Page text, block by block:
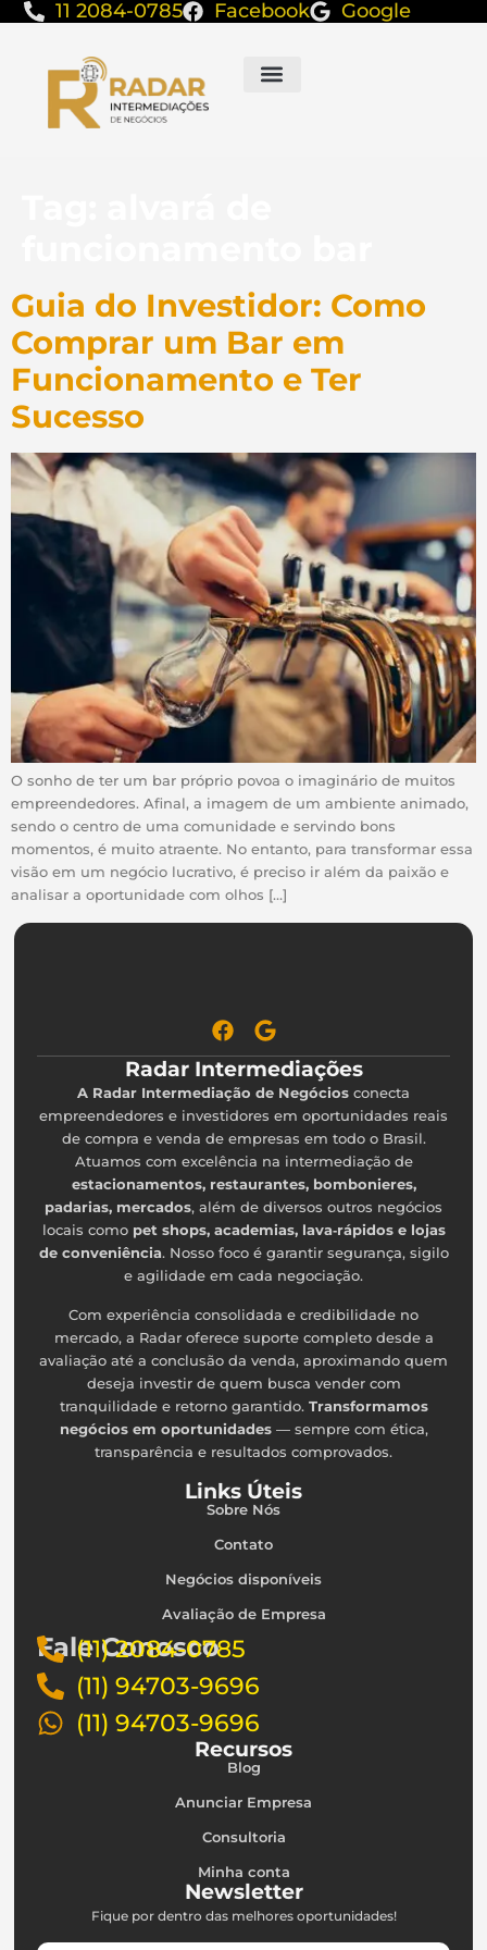
11 2084-0785 Facebook Google
Guia do Investidor: Como
Comprar um Bar em
Funcionamento e Ter
Sucesso
O sonho de ter um bar próprio povoa o imaginário de muitos
empreendedores. Afinal, a imagem de um ambiente animado,
sendo o centro de uma comunidade e servindo bons
momentos, é muito atraente. No entanto, para transformar essa
visão em um negócio lucrativo, é preciso ir além da paixão e
analisar a oportunidade com olhos […]
Radar Intermediações
A Radar Intermediação de Negócios conecta
empreendedores e investidores em oportunidades reais
de compra e venda de empresas em todo o Brasil.
Atuamos com excelência na intermediação de
estacionamentos, restaurantes, bombonieres,
padarias, mercados, além de diversos outros negócios
locais como pet shops, academias, lava‑rápidos e lojas
de conveniência. Nosso foco é garantir segurança, sigilo
e agilidade em cada negociação.
Com experiência consolidada e credibilidade no
mercado, a Radar oferece suporte completo desde a
avaliação até a conclusão da venda, aproximando quem
deseja investir de quem busca vender com
tranquilidade e retorno garantido. Transformamos
negócios em oportunidades— sempre com ética,
transparência e resultados comprovados.
Links Úteis
Sobre Nós
Contato
Negócios disponíveis
Avaliação de Empresa
Fale Conosco
(11) 2084-0785
(11) 94703-9696
(11) 94703-9696
Recursos
Blog
Anunciar Empresa
Consultoria
Minha conta
Newsletter
Fique por dentro das melhores oportunidades!